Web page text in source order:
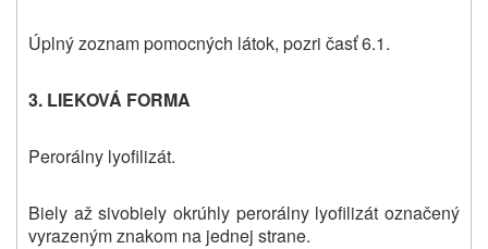
Úplný zoznam pomocných látok, pozri časť 6.1.
3. LIEKOVÁ FORMA
Perorálny lyofilizát.
Biely až sivobiely okrúhly perorálny lyofilizát označený
vyrazeným znakom na jednej strane.